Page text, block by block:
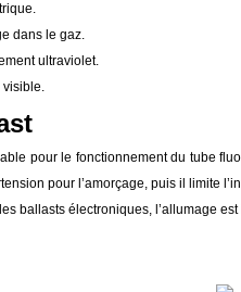
dans le gaz.
ultraviolet.
visible.
pour le fonctionnement du tube
pour l’amorçage, puis il limite
ballasts électroniques, l’allumage